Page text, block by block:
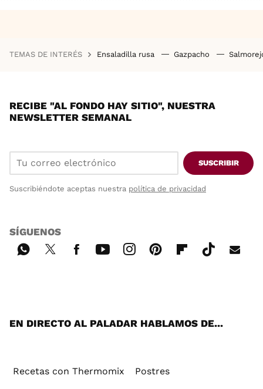
TEMAS DE INTERÉS Ensaladilla rusa Gazpacho
RECIBE "AL FONDO HAY SITIO", NUESTRA
NEWSLETTER SEMANAL
SUSCRIBIR
Suscribiéndote aceptas nuestra política de privacidad
SÍGUENOS
EN DIRECTO AL PALADAR HABLAMOS DE...
Recetas con Thermomix Postres